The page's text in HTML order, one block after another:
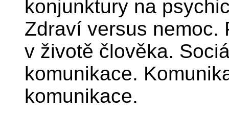
konjunktury na
Zdraví versus nemoc.
v životě člověka.
komunikace.
komunikace.